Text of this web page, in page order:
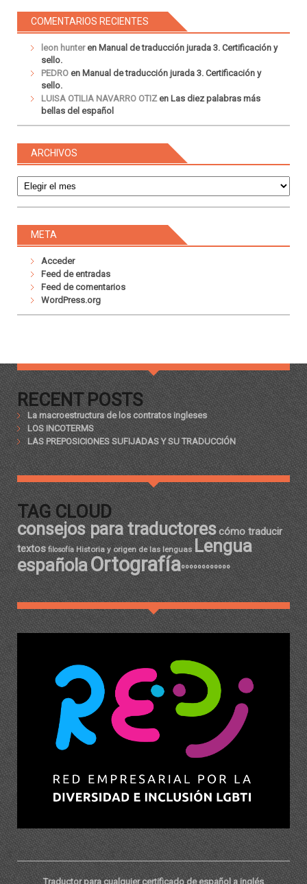
COMENTARIOS RECIENTES
leon hunteren Manual de traducción jurada 3. Certificación y
sello.
PEDRO en Manual de traducción jurada 3. Certificación y
sello.
LUISA OTILIA NAVARRO OTIZen Las diez palabras más
bellas del español
ARCHIVOS
META
Acceder
Feed de entradas
Feed de comentarios
WordPress.org
RECENT POSTS
La macroestructura de los contratos ingleses
LOS INCOTERMS
LAS PREPOSICIONES SUFIJADAS Y SU TRADUCCIÓN
TAG CLOUD
consejos para traductorescómo traducir
textos filosofía Historia y origen de las lenguas Lengua
españolaOrtografíaºººººººººººº
Traductor para cualquier certificado de español a inglés